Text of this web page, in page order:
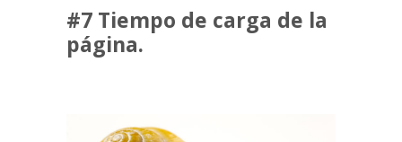
#7 Tiempo de carga de la
página.